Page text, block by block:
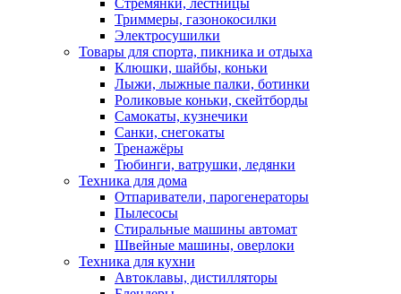
Триммеры, газонокосилки
Электросушилки
Товары для спорта, пикника и отдыха
Клюшки, шайбы, коньки
Лыжи, лыжные палки, ботинки
Роликовые коньки, скейтборды
Самокаты, кузнечики
Санки, снегокаты
Тренажёры
Тюбинги, ватрушки, ледянки
Техника для дома
Отпариватели, парогенераторы
Пылесосы
Стиральные машины автомат
Швейные машины, оверлоки
Техника для кухни
Автоклавы, дистилляторы